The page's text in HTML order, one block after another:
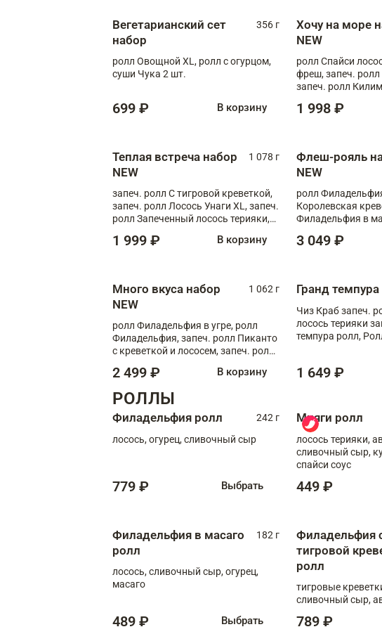
Вегетарианский сет
набор
356 г
ролл Овощной XL, ролл с огурцом,
суши Чука 2 шт.
699 ₽ В корзину
Хочу на море
NEW
ролл Спайси
фреш, запеч.
запеч. ролл
1 998 ₽
Теплая встреча набор
NEW
1 078 г
запеч. ролл С тигровой креветкой,
запеч. ролл Лосось Унаги XL, запеч.
ролл Запеченный лосось терияки,
1 999 ₽ В корзину
Флеш-рояль
NEW
ролл
Королевская
Филадельфия в
Тигровая
3 049 ₽
Много вкуса набор
NEW
1 062 г
ролл Филадельфия в угре, ролл
Филадельфия, запеч. ролл Пиканто
с креветкой и лососем, запеч. ролл
2 499 ₽ В корзину
Гранд темпура
Чиз Краб запеч.
лосось терияки
темпура ролл,
1 649 ₽
РОЛЛЫ
Филадельфия ролл
242 г
лосось, огурец, сливочный сыр
779 ₽ Выбрать
Мияги ролл
лосось терияки,
сливочный сыр,
спайси соус
449 ₽
Филадельфия в масаго
ролл
182 г
лосось, сливочный сыр, огурец,
масаго
489 ₽ Выбрать
Филадельфия
тигровой
ролл
тигровые
сливочный сыр,
789 ₽